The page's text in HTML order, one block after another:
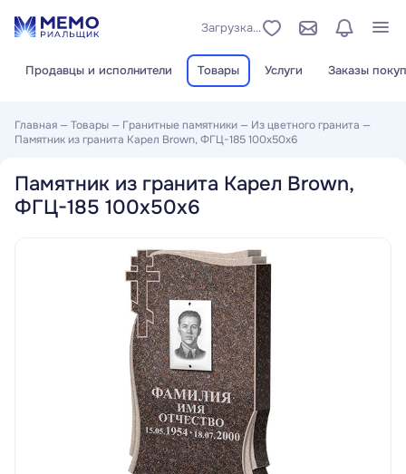
Продавцы и исполнители Товары Услуги Заказы
Загрузка...
Главная —Товары — Гранитные памятники — Из цветного гранита —
Памятник из гранита Карел Brown, ФГЦ-185 100x50x6
Памятник из гранита Карел Brown,
ФГЦ-185 100x50x6